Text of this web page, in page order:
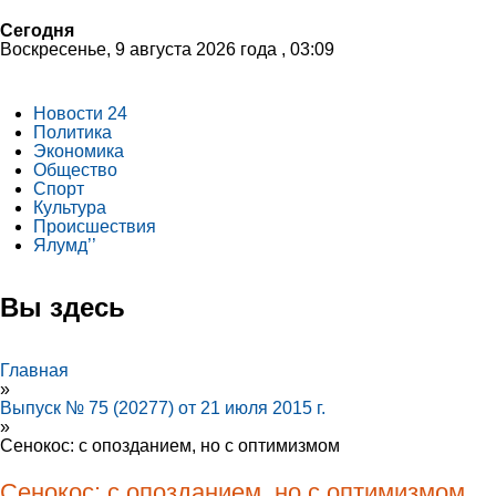
Сегодня
Воскресенье, 9 августа 2026 года , 03:09
Новости 24
Политика
Экономика
Общество
Спорт
Культура
Происшествия
Ялумд’’
Вы здесь
Главная
»
Выпуск № 75 (20277) от 21 июля 2015 г.
»
Сенокос: с опозданием, но с оптимизмом